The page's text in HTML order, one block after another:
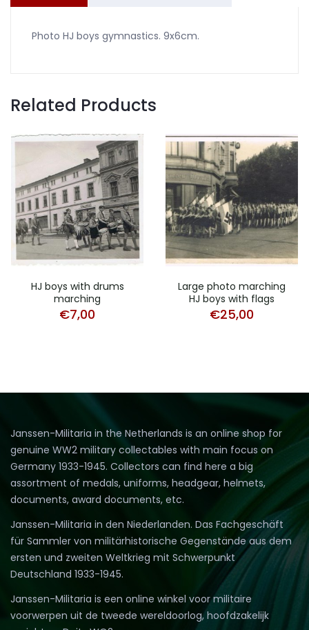
Photo HJ boys gymnastics. 9x6cm.
Related Products
HJ boys with drums
marching
€7,00
Large photo marching
HJ boys with flags
€25,00
Janssen-Militaria in the Netherlands is an online shop for
genuine WW2 military collectables with main focus on
Germany 1933-1945. Collectors can find here a big
assortment of medals, uniforms, headgear, helmets,
documents, award documents, etc.
Janssen-Militaria in den Niederlanden. Das Fachgeschäft
für Sammler von militärhistorische Gegenstände aus dem
ersten und zweiten Weltkrieg mit Schwerpunkt
Deutschland 1933-1945.
Janssen-Militaria is een online winkel voor militaire
voorwerpen uit de tweede wereldoorlog, hoofdzakelijk